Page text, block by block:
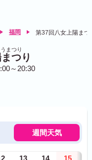
福岡 第37回八女上陽まつ
まつり
つり
～20:30
週間天気
13
14
15